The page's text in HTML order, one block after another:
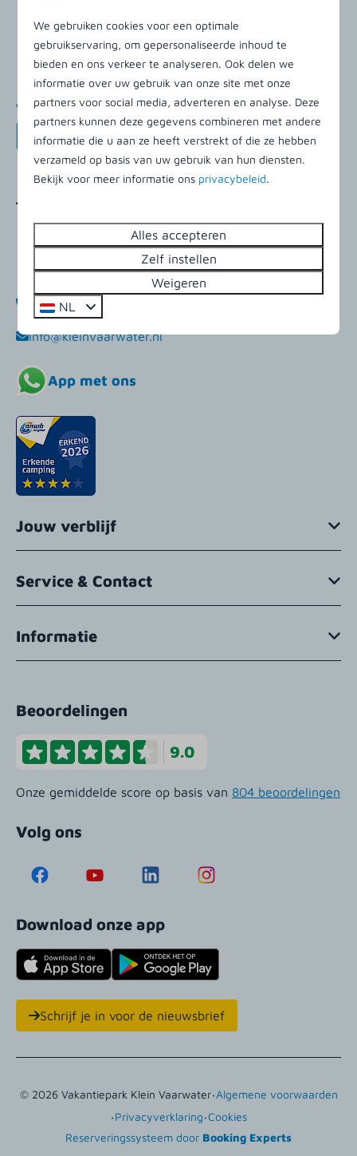
Veilig betalen
9164 MA Buren (Ameland)
Friesland
+31 (0)519 542156
info@kleinvaarwater.nl
App met ons
Jouw verblijf
Service & Contact
Informatie
Beoordelingen
9.0
Onze gemiddelde score op basis van 804 beoordelingen
Volg ons
Download onze app
Schrijf je in voor de nieuwsbrief
© 2026 Vakantiepark Klein Vaarwater·Algemene voorwaarden
·Privacyverklaring·Cookies
Reserveringssysteem door Booking Experts
We gebruiken cookies voor een optimale
gebruikservaring, om gepersonaliseerde inhoud te
bieden en ons verkeer te analyseren. Ook delen we
informatie over uw gebruik van onze site met onze
partners voor social media, adverteren en analyse. Deze
partners kunnen deze gegevens combineren met andere
informatie die u aan ze heeft verstrekt of die ze hebben
verzameld op basis van uw gebruik van hun diensten.
Bekijk voor meer informatie ons privacybeleid.
Alles accepteren
Zelf instellen
Weigeren
NL